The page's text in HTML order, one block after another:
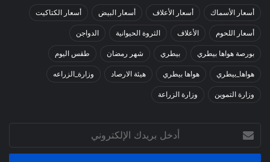
أسعار الأسماك أسعار الأعلاف أسعار البيض أسعار الكتاكيت
أسعار اللحوم الأعلاف الثروة الحيوانية الدواجن
بورصة هواها بيطري بيطري شهر رمضان طقس اليوم
هواها_بيطري هواها بيطري هيئة الارصاد وزارة_الزراعه
وزارة التموين وزارة الزراعة
بريدك
الإلكتروني